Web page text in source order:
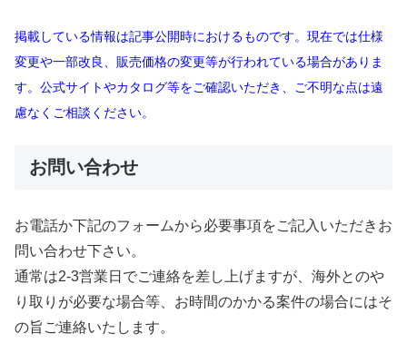
掲載している情報は記事公開時におけるものです。現在では仕様
変更や一部改良、販売価格の変更等が行われている場合がありま
す。公式サイトやカタログ等をご確認いただき、ご不明な点は遠
慮なくご相談ください。
お問い合わせ
お電話か下記のフォームから必要事項をご記入いただきお
問い合わせ下さい。
通常は2-3営業日でご連絡を差し上げますが、海外とのや
り取りが必要な場合等、お時間のかかる案件の場合にはそ
の旨ご連絡いたします。